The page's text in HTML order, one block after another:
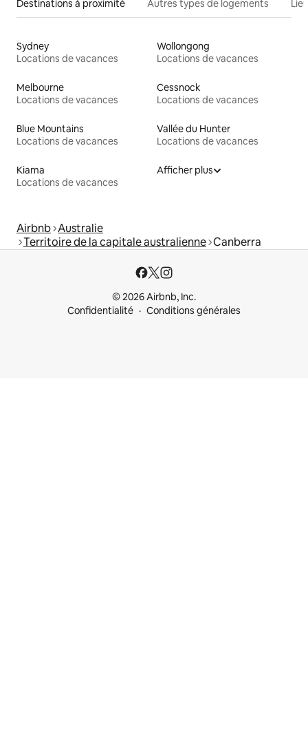
Destinations à proximité Autres types de logements
Sydney
Locations de vacances
Wollongong
Locations de vacances
Melbourne
Locations de vacances
Cessnock
Locations de vacances
Blue Mountains
Locations de vacances
Vallée du Hunter
Locations de vacances
Kiama
Locations de vacances
Afficher plus
Airbnb Australie
Territoire de la capitale australienne Canberra
© 2026 Airbnb, Inc.
Confidentialité
Conditions générales